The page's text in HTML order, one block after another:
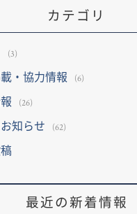
カテゴリ
(3)
・協力情報 (6)
(26)
知らせ (62)
最近の新着情報